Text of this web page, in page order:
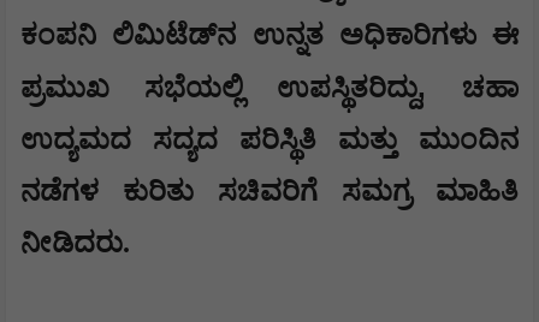
ಕಂಪನಿ ಲಿಮಿಟೆಡ್‌ನ ಉನ್ನತ ಅಧಿಕಾರಿಗಳು ಈ
ಪ್ರಮುಖ ಸಭೆಯಲ್ಲಿ ಉಪಸ್ಥಿತರಿದ್ದು, ಚಹಾ
ಉದ್ಯಮದ ಸದ್ಯದ ಪರಿಸ್ಥಿತಿ ಮತ್ತು ಮುಂದಿನ
ನಡೆಗಳ ಕುರಿತು ಸಚಿವರಿಗೆ ಸಮಗ್ರ ಮಾಹಿತಿ
ನೀಡಿದರು.